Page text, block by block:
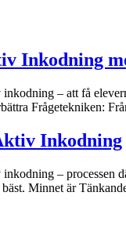
Inkodning
– att få
Frågetekniken:
Inkodning
–
Minnet är